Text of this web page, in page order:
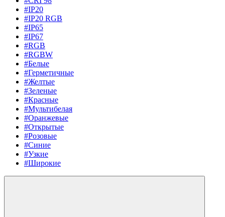
#IP20
#IP20 RGB
#IP65
#IP67
#RGB
#RGBW
#Белые
#Герметичные
#Желтые
#Зеленые
#Красные
#Мультибелая
#Оранжевые
#Открытые
#Розовые
#Синие
#Узкие
#Широкие